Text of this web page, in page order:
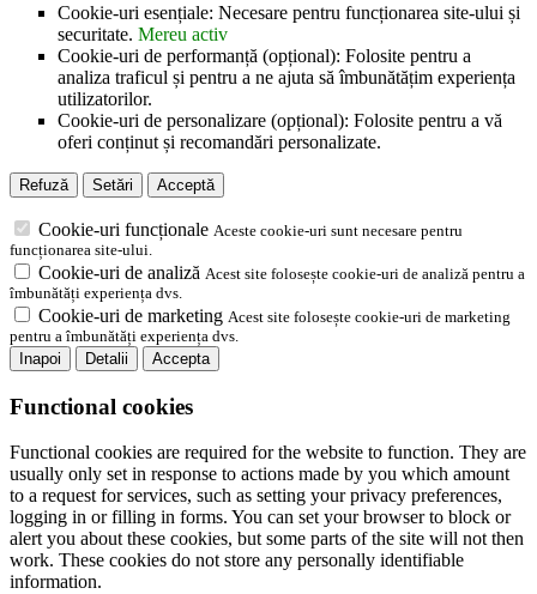
Cookie-uri esențiale: Necesare pentru funcționarea site-ului și
securitate. Mereu activ
Cookie-uri de performanță (opțional): Folosite pentru a
analiza traficul și pentru a ne ajuta să îmbunătățim experiența
utilizatorilor.
Cookie-uri de personalizare (opțional): Folosite pentru a vă
oferi conținut și recomandări personalizate.
Refuză Setări Acceptă
Cookie-uri funcționale Aceste cookie-uri sunt necesare pentru
funcționarea site-ului.
Cookie-uri de analiză Acest site folosește cookie-uri de analiză pentru a
îmbunătăți experiența dvs.
Cookie-uri de marketing Acest site folosește cookie-uri de marketing
pentru a îmbunătăți experiența dvs.
Inapoi
Detalii Accepta
Functional cookies
Functional cookies are required for the website to function. They are
usually only set in response to actions made by you which amount
to a request for services, such as setting your privacy preferences,
logging in or filling in forms. You can set your browser to block or
alert you about these cookies, but some parts of the site will not then
work. These cookies do not store any personally identifiable
information.